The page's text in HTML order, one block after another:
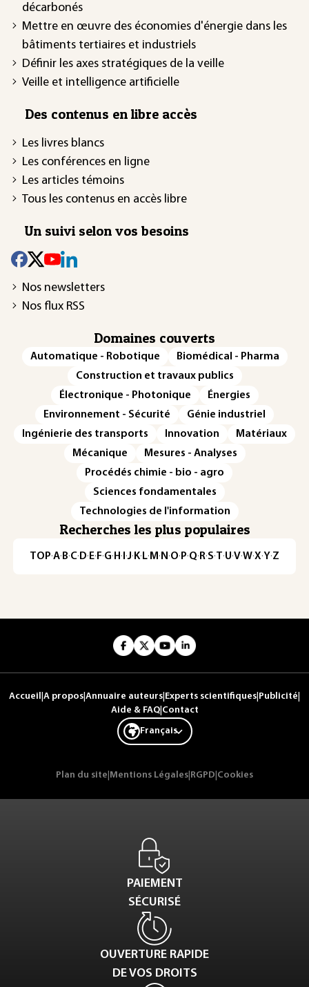
décarbonés
Mettre en œuvre des économies d'énergie dans les
bâtiments tertiaires et industriels
Définir les axes stratégiques de la veille
Veille et intelligence artificielle
Des contenus en libre accès
Les livres blancs
Les conférences en ligne
Les articles témoins
Tous les contenus en accès libre
Un suivi selon vos besoins
Nos newsletters
Nos flux RSS
Domaines couverts
Automatique - Robotique
Biomédical - Pharma
Construction et travaux publics
Électronique - Photonique
Énergies
Environnement - Sécurité
Génie industriel
Ingénierie des transports
Innovation
Matériaux
Mécanique
Mesures - Analyses
Procédés chimie - bio - agro
Sciences fondamentales
Technologies de l'information
Recherches les plus populaires
TOP·A·B·C· D· E· F·G· H · ·J· K· L· M · N ·O· P·Q· R·S·T·U·V·W·X·Y·Z
Accueil A propos Annuaire auteurs Experts scientifiques Publicité
Aide & FAQ| Contact
Français
Plan du site Mentions Légales RGPD Cookies
PAIEMENT
SÉCURISÉ
OUVERTURE RAPIDE
DE VOS DROITS